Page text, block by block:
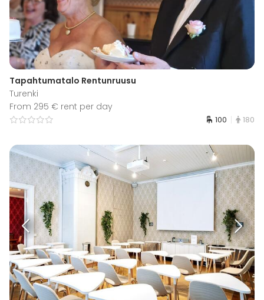
Tapahtumatalo Rentunruusu
Turenki
From 295 € rent per day
100 180